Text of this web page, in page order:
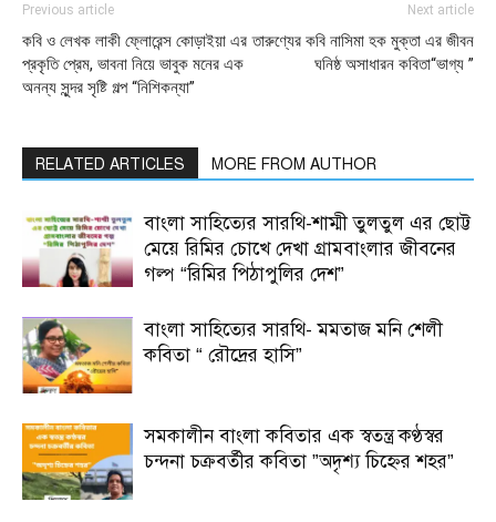
Previous article
কবি ও লেখক লাকী ফ্লোরেন্স কোড়াইয়া এর
প্রকৃতি প্রেম, ভাবনা নিয়ে ভাবুক মনের এক
অনন্য সুন্দর সৃষ্টি গল্প “নিশিকন্যা”
Next article
তারুণ্যের কবি নাসিমা হক মুক্তা এর জীবন
ঘনিষ্ঠ অসাধারন কবিতা“ভাগ্য ”
RELATED ARTICLES MORE FROM AUTHOR
বাংলা সাহিত্যের সারথি-শাম্মী তুলতুল এর ছোট্ট
মেয়ে রিমির চোখে দেখা গ্রামবাংলার জীবনের
গল্প “রিমির পিঠাপুলির দেশ”
বাংলা সাহিত্যের সারথি- মমতাজ মনি শেলী
কবিতা “ রৌদ্রের হাসি”
সমকালীন বাংলা কবিতার এক স্বতন্ত্র কণ্ঠস্বর
চন্দনা চক্রবর্তীর কবিতা ”অদৃশ্য চিহ্নের শহর”